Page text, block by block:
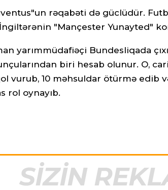
rəqabəti də güclüdür.
"Mançester Yunayted"
yarımmüdafiəçi Bundesliqada
biri hesab olunur. O,
vurub, 10 məhsuldar ötürmə edib
rol oynayıb.